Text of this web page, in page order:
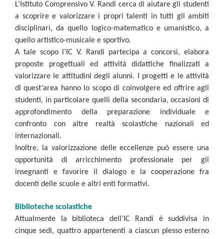
L’Istituto Comprensivo V. Randi cerca di aiutare gli studenti
a scoprire e valorizzare i propri talenti in tutti gli ambiti
disciplinari, da quello logico-matematico e umanistico, a
quello artistico-musicale e sportivo.
A tale scopo l’IC V. Randi partecipa a concorsi, elabora
proposte progettuali ed attività didattiche finalizzati a
valorizzare le attitudini degli alunni. I progetti e le attività
di quest’area hanno lo scopo di coinvolgere ed offrire agli
studenti, in particolare quelli della secondaria, occasioni di
approfondimento della preparazione individuale e
confronto con altre realtà scolastiche nazionali ed
internazionali.
Inoltre, la valorizzazione delle eccellenze può essere una
opportunità di arricchimento professionale per gli
insegnanti e favorire il dialogo e la cooperazione fra
docenti delle scuole e altri enti formativi.
Biblioteche scolastiche
Attualmente la biblioteca dell’IC Randi è suddivisa in
cinque sedi, quattro appartenenti a ciascun plesso esterno